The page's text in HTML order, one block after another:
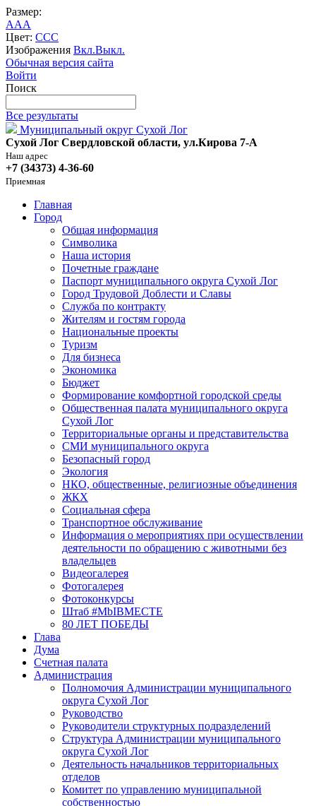
Размер:
AAA
Цвет: CCC
Изображения Вкл.Выкл.
Обычная версия сайта
Войти
Поиск
Все результаты
Муниципальный округ Сухой Лог
Сухой Лог Свердловской области, ул.Кирова 7-А
Наш адрес
+7 (34373) 4-36-60
Приемная
Главная
Город
Общая информация
Символика
Наша история
Почетные граждане
Паспорт муниципального округа Сухой Лог
Город Трудовой Доблести и Славы
Служба по контракту
Жителям и гостям города
Национальные проекты
Туризм
Для бизнеса
Экономика
Бюджет
Формирование комфортной городской среды
Общественная палата муниципального округа
Сухой Лог
Территориальные органы и представительства
СМИ муниципального округа
Безопасный город
Экология
НКО, общественные, религиозные объединения
ЖКХ
Социальная сфера
Транспортное обслуживание
Информация о мероприятиях при осуществлении
деятельности по обращению с животными без
владельцев
Видеогалерея
Фотогалерея
Фотоконкурсы
Штаб #MbIBMECTE
80 ЛЕТ ПОБЕДЫ
Глава
Дума
Счетная палата
Администрация
Полномочия Администрации муниципального
округа Сухой Лог
Руководство
Руководители структурных подразделений
Структура Администрации муниципального
округа Сухой Лог
Деятельность начальников территориальных
отделов
Комитет по управлению муниципальной
собственностью